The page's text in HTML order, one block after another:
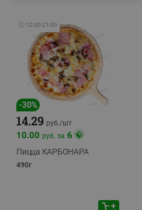
🕘 12:00-21:00
-30%
14.29 руб./шт
10.00 руб. за 6
Пицца КАРБОНАРА
490г